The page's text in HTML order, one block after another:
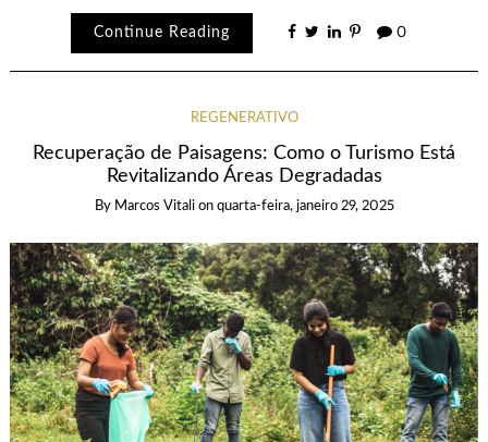
Continue Reading 0
REGENERATIVO
Recuperação de Paisagens: Como o Turismo Está
Revitalizando Áreas Degradadas
By Marcos Vitali on quarta-feira, janeiro 29, 2025